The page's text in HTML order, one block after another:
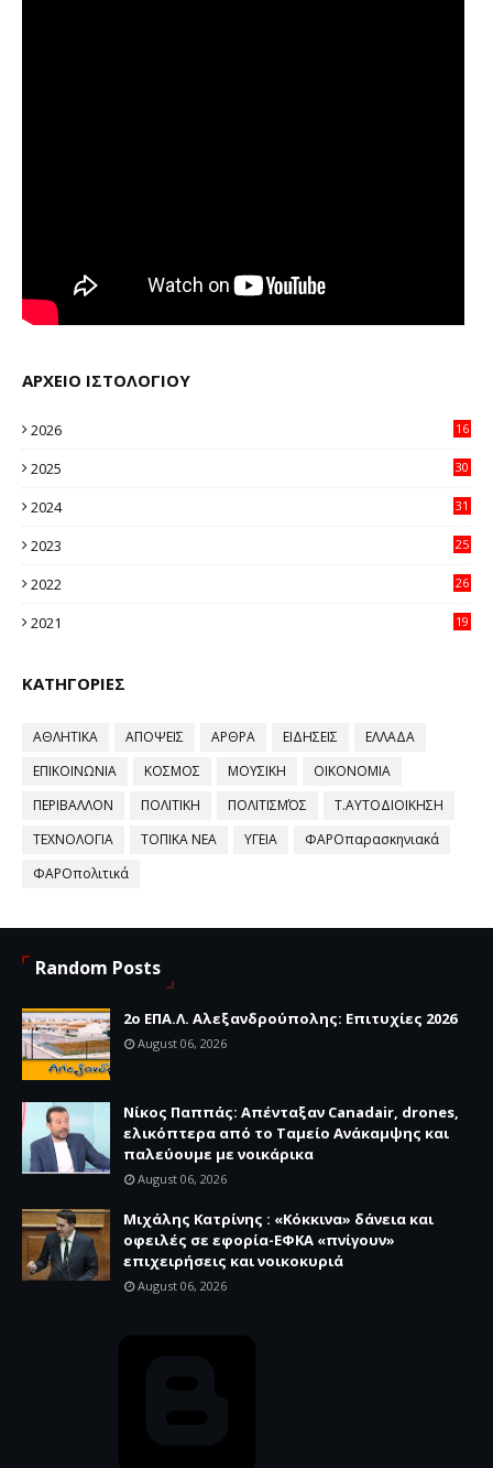
ΑΡΧΕΙΟ ΙΣΤΟΛΟΓΙΟΥ
2026
16
2025
30
2024
31
2023
25
2022
26
2021
19
ΚΑΤΗΓΟΡΙΕΣ
ΑΘΛΗΤΙΚΑ ΑΠΟΨΕΙΣ ΑΡΘΡΑ ΕΙΔΗΣΕΙΣ
ΕΛΛΑΔΑ
ΕΠΙΚΟΙΝΩΝΙΑ
ΚΟΣΜΟΣ ΜΟΥΣΙΚΗ
ΟΙΚΟΝΟΜΙΑ
ΠΕΡΙΒΑΛΛΟΝ
ΠΟΛΙΤΙΚΗ ΠΟΛΙΤΙΣΜΌΣ
Τ.ΑΥΤΟΔΙΟΙΚΗΣΗ
ΤΕΧΝΟΛΟΓΙΑ
ΤΟΠΙΚΑ ΝΕΑ ΥΓΕΙΑ
ΦΑΡΟπαρασκηνιακά
ΦΑΡΟπολιτικά
Random Posts
2ο ΕΠΑ.Λ. Αλεξανδρούπολης: Επιτυχίες 2026
August 06, 2026
Νίκος Παππάς: Απένταξαν Canadair, drones,
ελικόπτερα από το Ταμείο Ανάκαμψης και
παλεύουμε με νοικάρικα
August 06, 2026
Μιχάλης Κατρίνης : «Κόκκινα» δάνεια και
οφειλές σε εφορία-ΕΦΚΑ «πνίγουν»
επιχειρήσεις και νοικοκυριά
August 06, 2026